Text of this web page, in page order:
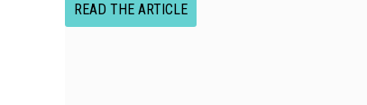
READ THE ARTICLE